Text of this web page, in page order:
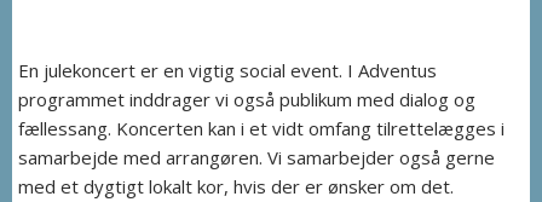
En julekoncert er en vigtig social event. I Adventus
programmet inddrager vi også publikum med dialog og
fællessang. Koncerten kan i et vidt omfang tilrettelægges i
samarbejde med arrangøren. Vi samarbejder også gerne
med et dygtigt lokalt kor, hvis der er ønsker om det.